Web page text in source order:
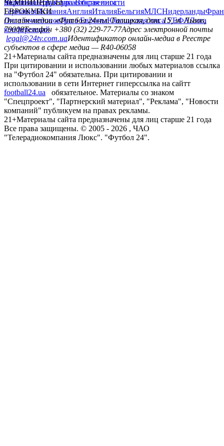
политикаСтруктура собственности
УкраинаПервая лигаВторая лига
ЧЕМПИОНАТЫ
ГерманияИспанияАнглияИталияБельгияМЛСНидерланды
ЕВРОКУБКИ
Лига чемпионовЛига ЕвропыЮношеская лига УЕФАЛига
конференций
Онлайн-медиа «Футбол 24»пл. Галицкая, дом. 15, м. Львов,
79008Телефон +380 (32) 229-77-77Адрес электронной почты
legal@24tv.com.uaИдентификатор онлайн-медиа в Реестре
субъектов в сфере медиа — R40-06058
21+Материалы сайта предназначены для лиц старше 21 года
При цитировании и использовании любых материалов ссылка
на "Футбол 24" обязательна. При цитировании и
использовании в сети Интернет гиперссылка на сайтт
football24.ua
обязательное. Материалы со знаком
"Спецпроект", "Партнерский материал", "Реклама", "Новости
компаний" публикуем на правах рекламы.
21+Материалы сайта предназначены для лиц старше 21 года
Все права защищены. © 2005 - 2026 , ЧАО
"Телерадиокомпания Люкс". "Футбол 24".